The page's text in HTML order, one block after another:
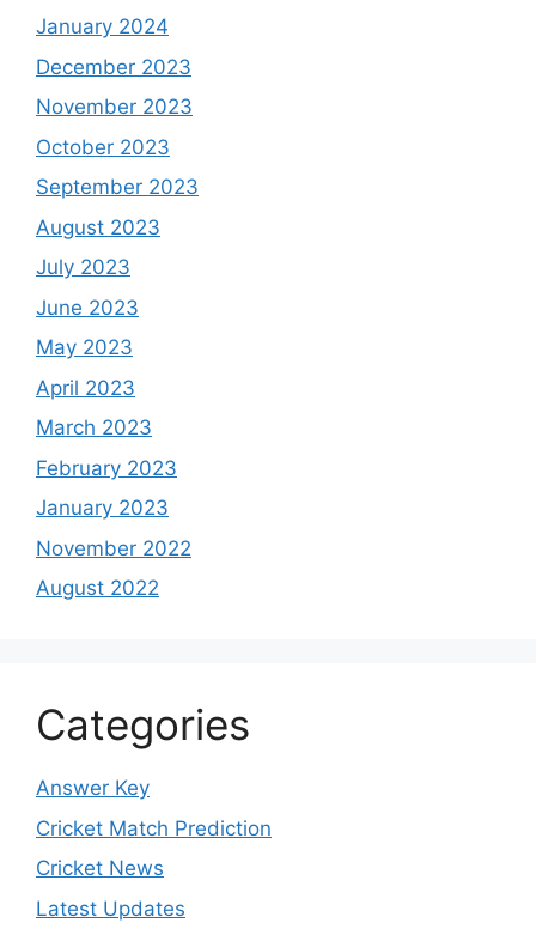
January 2024
December 2023
November 2023
October 2023
September 2023
August 2023
July 2023
June 2023
May 2023
April 2023
March 2023
February 2023
January 2023
November 2022
August 2022
Categories
Answer Key
Cricket Match Prediction
Cricket News
Latest Updates